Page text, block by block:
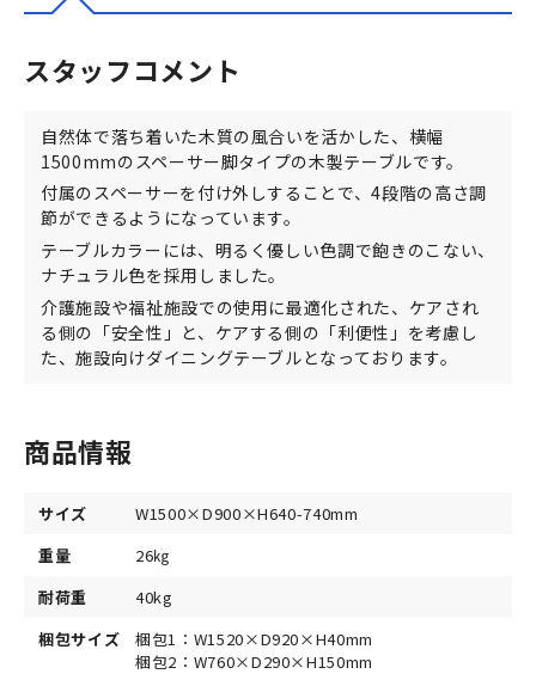
スタッフコメント
自然体で落ち着いた木質の風合いを活かした、横幅
1500mmのスペーサー脚タイプの木製テーブルです。
付属のスペーサーを付け外しすることで、4段階の高さ調
節ができるようになっています。
テーブルカラーには、明るく優しい色調で飽きのこない、
ナチュラル色を採用しました。
介護施設や福祉施設での使用に最適化された、ケアされ
る側の「安全性」と、ケアする側の「利便性」を考慮し
た、施設向けダイニングテーブルとなっております。
商品情報
サイズ
W1500×D900×H640-740mm
重量
26㎏
耐荷重
40kg
梱包サイズ
梱包1：W1520×D920×H40mm
梱包2：W760×D290×H150mm